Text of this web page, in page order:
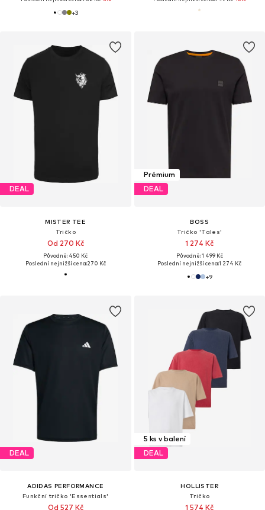
+3
DEAL
MISTER TEE
Tričko
Od 270 Kč
Původně: 450 Kč
Poslední nejnižší cena:270 Kč
Prémium
DEAL
BOSS
Tričko 'Tales'
1 274 Kč
Původně: 1 499 Kč
Poslední nejnižší cena:1 274 Kč
+9
DEAL
ADIDAS PERFORMANCE
Funkční tričko 'Essentials'
Od 527 Kč
5 ks v balení
DEAL
HOLLISTER
Tričko
1 574 Kč